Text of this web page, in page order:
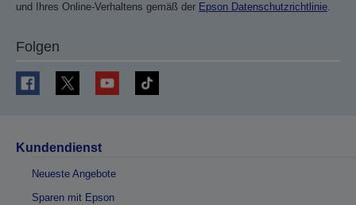
und Ihres Online-Verhaltens gemäß der Epson Datenschutzrichtlinie.
Folgen
Kundendienst
Neueste Angebote
Sparen mit Epson